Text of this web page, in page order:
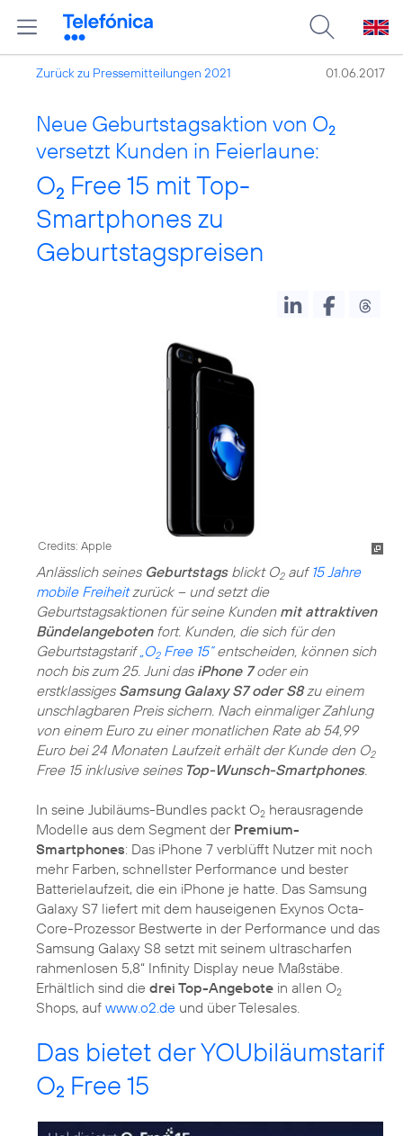
Zurück zu Pressemitteilungen 2021 01.06.2017
Neue Geburtstagsaktion von O2
versetzt Kunden in Feierlaune:
O2 Free 15 mit Top-
Smartphones zu
Geburtstagspreisen
Credits: Apple
Anlässlich seines Geburtstagsblickt O2auf 15 Jahre
mobile Freiheitzurück – und setzt die
Geburtstagsaktionen für seine Kunden mit attraktiven
Bündelangebotenfort. Kunden, die sich für den
Geburtstagstarif„O2Free 15“entscheiden, können sich
noch bis zum 25. Juni das iPhone 7oder ein
erstklassiges Samsung Galaxy S7 oder S8zu einem
unschlagbaren Preis sichern. Nach einmaliger Zahlung
von einem Euro zu einer monatlichen Rate ab 54,99
Euro bei 24 Monaten Laufzeit erhält der Kunde den O2
Free 15 inklusive seinesTop-Wunsch-Smartphones.
In seine Jubiläums-Bundles packt O2 herausragende
Modelle aus dem Segment der Premium-
Smartphones: Das iPhone 7 verblüfft Nutzer mit noch
mehr Farben, schnellster Performance und bester
Batterielaufzeit, die ein iPhone je hatte. Das Samsung
Galaxy S7 liefert mit dem hauseigenen Exynos Octa-
Core-Prozessor Bestwerte in der Performance und das
Samsung Galaxy S8 setzt mit seinem ultrascharfen
rahmenlosen 5,8“ Infinity Display neue Maßstäbe.
Erhältlich sind die drei Top-Angebote in allen O2
Shops, auf www.o2.de und über Telesales.
Das bietet der YOUbiläumstarif
O2 Free 15